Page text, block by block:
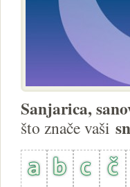
Sanjarica,
što znače vaši